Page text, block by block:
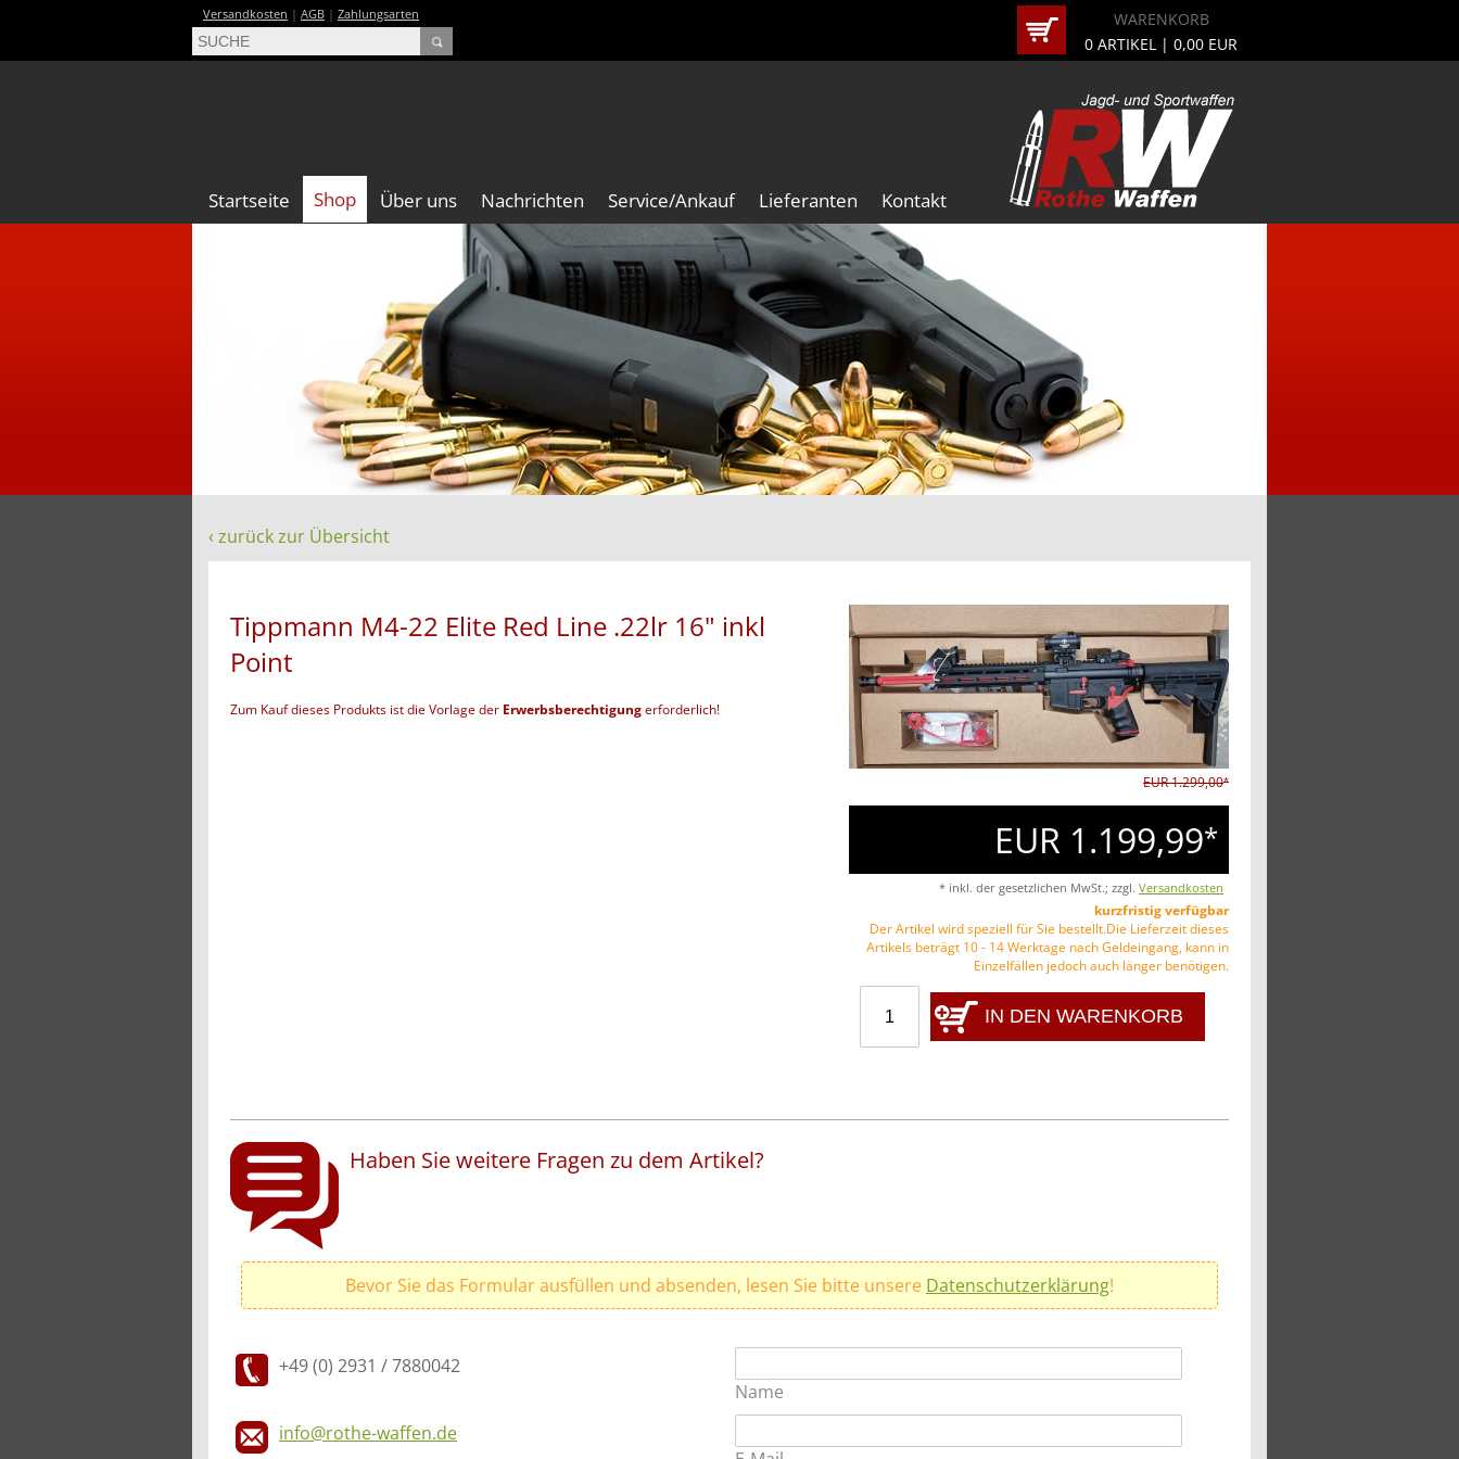
Versandkosten | AGB | Zahlungsarten
WARENKORB
0 ARTIKEL | 0,00 EUR
Startseite Shop Über uns Nachrichten Service/Ankauf Lieferanten Kontakt
‹ zurück zur Übersicht
EUR 1.299,00*
EUR 1.199,99*
* inkl. der gesetzlichen MwSt.; zzgl. Versandkosten
kurzfristig verfügbar
Der Artikel wird speziell für Sie bestellt.Die Lieferzeit dieses
Artikels beträgt 10 - 14 Werktage nach Geldeingang, kann in
Einzelfällen jedoch auch länger benötigen.
IN DEN WARENKORB
Tippmann M4-22 Elite Red Line .22lr 16" inkl
Point
Zum Kauf dieses Produkts ist die Vorlage der Erwerbsberechtigungerforderlich!
Haben Sie weitere Fragen zu dem Artikel?
Bevor Sie das Formular ausfüllen und absenden, lesen Sie bitte unsere Datenschutzerklärung!
+49 (0) 2931 / 7880042
Name
info@rothe-waffen.de